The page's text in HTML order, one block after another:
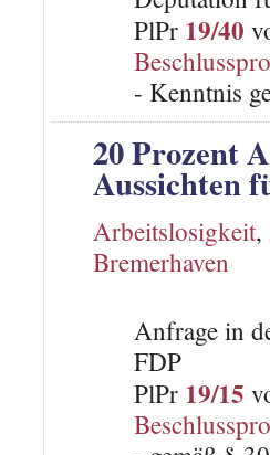
PlPr 19/40
- Kenntnis
20 Prozent
Aussichten
Arbeitslosigkeit,
Bremerhaven
Anfrage in
FDP
PlPr 19/15